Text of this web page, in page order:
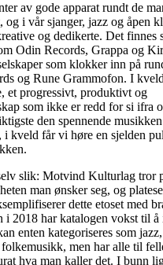
av gode apparat rundt de
og i vår sjanger, jazz og åpen
og dedikerte. Det finnes
Odin Records, Grappa og
som klokker inn på
og Rune Grammofon. I
et progressivt, produktivt og
som ikke er redd for si ifra
den spennende
i kveld får vi høre en sjelden
slik: Motvind Kulturlag tror
man ønsker seg, og
dette etoset med
i 2018 har katalogen vokst til å
enten kategoriseres som jazz,
men har alle til
hva man kaller det. I bunn